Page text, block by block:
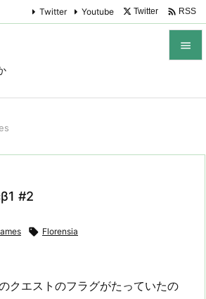

Twitter Youtube Twitter  RSS
#2
 Florensia
クエストのフラグがたっていたの